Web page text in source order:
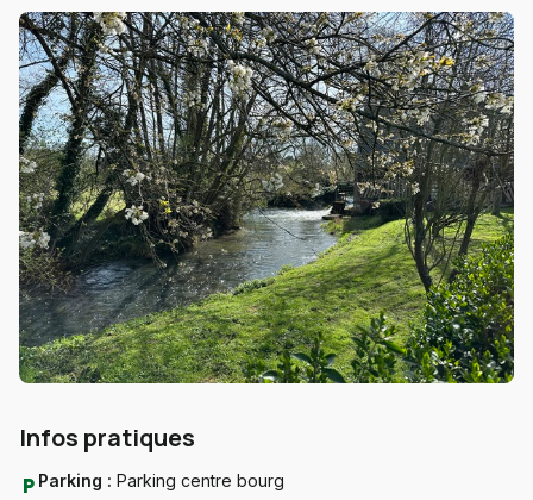
Infos pratiques
local_parking Parking : Parking centre bourg